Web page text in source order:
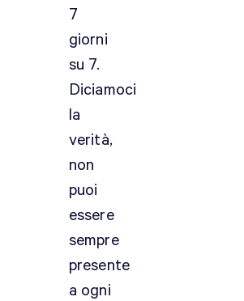
7
giorni
su 7.
Diciamoci
la
verità,
non
puoi
essere
sempre
presente
a ogni